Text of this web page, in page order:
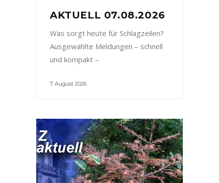
AKTUELL 07.08.2026
Was sorgt heute für Schlagzeilen?
Ausgewählte Meldungen – schnell
und kompakt –
7. August 2026